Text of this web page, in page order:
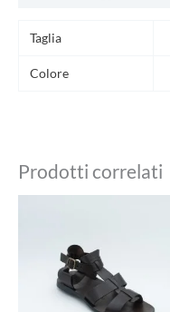
Taglia
Colore
Prodotti correlati
più
varianti.
Le